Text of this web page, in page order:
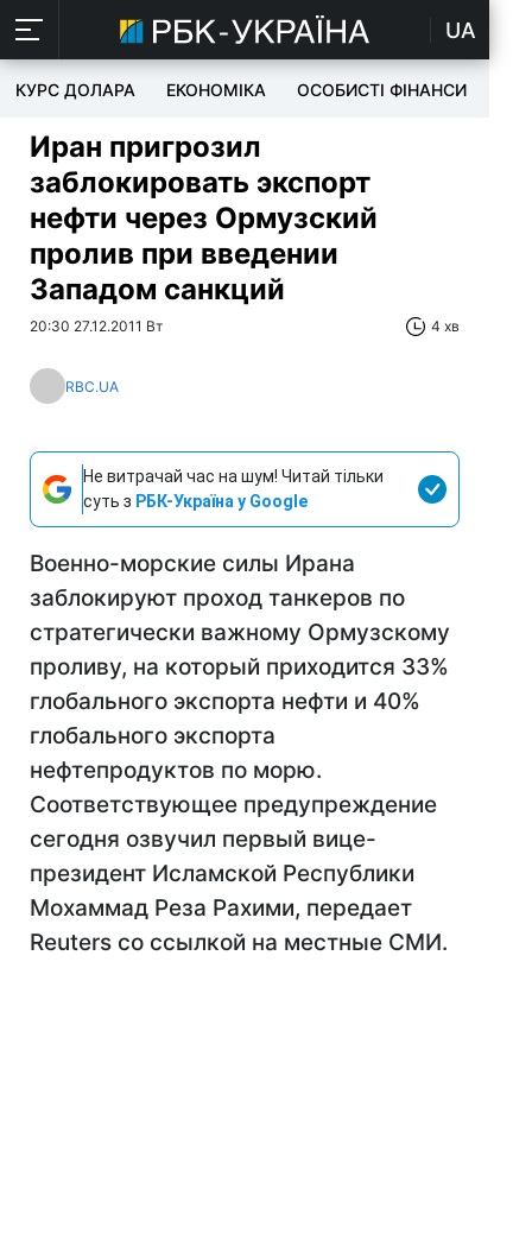
UA
КУРС ДОЛАРА ЕКОНОМІКА ОСОБИСТІ ФІНАНСИ
Иран пригрозил
заблокировать экспорт
нефти через Ормузский
пролив при введении
Западом санкций
20:30 27.12.2011 Вт 4 хв
RBC.UA
Не витрачай час на шум! Читай тільки
суть з РБК-Україна у Google
Военно-морские силы Ирана
заблокируют проход танкеров по
стратегически важному Ормузскому
проливу, на который приходится 33%
глобального экспорта нефти и 40%
глобального экспорта
нефтепродуктов по морю.
Соответствующее предупреждение
сегодня озвучил первый вице-
президент Исламской Республики
Мохаммад Реза Рахими, передает
Reuters со ссылкой на местные СМИ.